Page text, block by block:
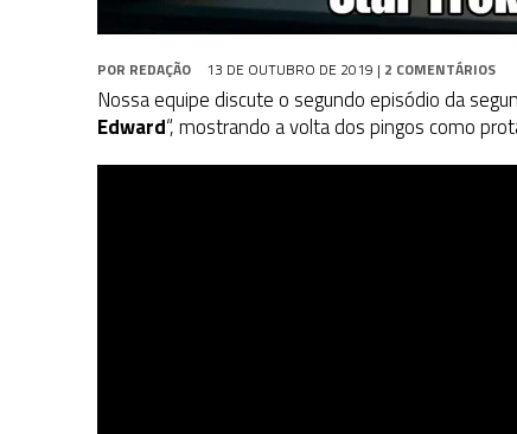
POR REDAÇÃO 13 DE OUTUBRO DE 2019 | 2 COMENTÁRIOS
Nossa equipe discute o segundo episódio da
Edward“, mostrando a volta dos pingos como